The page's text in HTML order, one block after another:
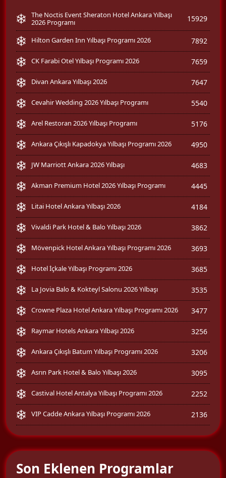
The Noctis Event Sheraton Hotel Ankara Yılbaşı
2026 Programı
15929
Hilton Garden Inn Yılbaşı Programı 2026 7892
CK Farabi Otel Yılbaşı Programı 2026 7659
Divan Ankara Yılbaşı 2026 7647
Cevahir Wedding 2026 Yılbaşı Programı 5540
Arel Restoran 2026 Yılbaşı Programı 5176
Ankara Çıkışlı Kapadokya Yılbaşı Programı 2026 4950
JW Marriott Ankara 2026 Yılbaşı 4683
Akman Premium Hotel 2026 Yılbaşı Programı 4445
Litai Hotel Ankara Yılbaşı 2026 4184
Vivaldi Park Hotel & Balo Yılbaşı 2026 3862
Mövenpick Hotel Ankara Yılbaşı Programı 2026 3693
Hotel İçkale Yılbaşı Programı 2026 3685
La Jovia Balo & Kokteyl Salonu 2026 Yılbaşı 3535
Crowne Plaza Hotel Ankara Yılbaşı Programı 2026 3477
Raymar Hotels Ankara Yılbaşı 2026 3256
Ankara Çıkışlı Batum Yılbaşı Programı 2026 3206
Asrın Park Hotel & Balo Yılbaşı 2026 3095
Castival Hotel Antalya Yılbaşı Programı 2026 2252
VIP Cadde Ankara Yılbaşı Programı 2026 2136
Son Eklenen Programlar